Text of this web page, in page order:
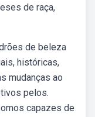
de raça,
de beleza
históricas,
mudanças ao
pelos.
capazes de